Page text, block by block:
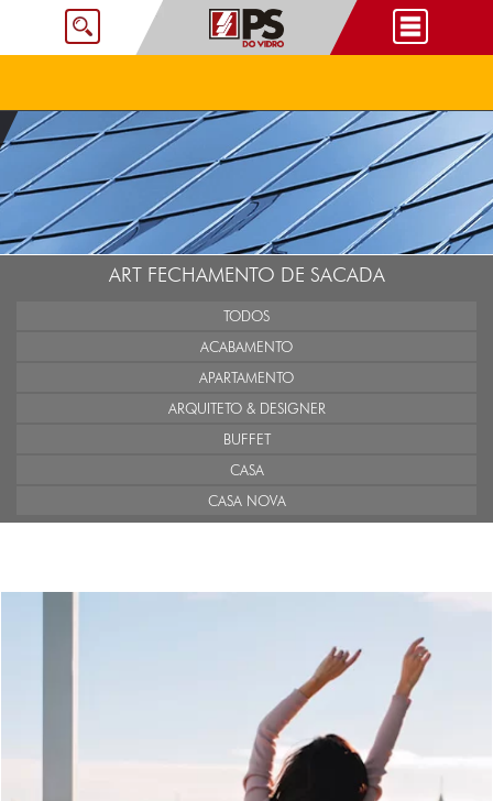
ART FECHAMENTO DE SACADA
TODOS
ACABAMENTO
APARTAMENTO
ARQUITETO & DESIGNER
BUFFET
CASA
CASA NOVA